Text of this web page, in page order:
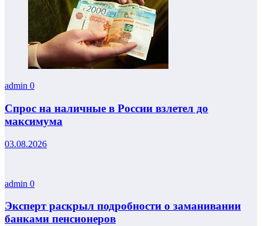
admin 0
Спрос на наличные в России взлетел до
максимума
03.08.2026
admin 0
Эксперт раскрыл подробности о заманивании
банками пенсионеров